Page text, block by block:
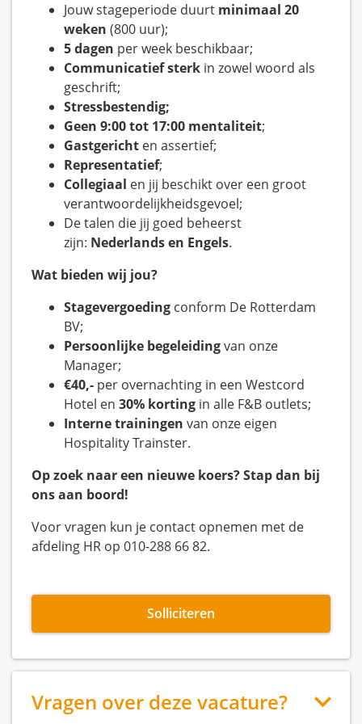
Jouw stageperiode duurt minimaal 20
weken (800 uur);
5 dagen per week beschikbaar;
Communicatief sterk in zowel woord als
geschrift;
Stressbestendig;
Geen 9:00 tot 17:00 mentaliteit;
Gastgericht en assertief;
Representatief;
Collegiaal en jij beschikt over een groot
verantwoordelijkheidsgevoel;
De talen die jij goed beheerst
zijn: Nederlands en Engels.
Wat bieden wij jou?
Stagevergoeding conform De Rotterdam
BV;
Persoonlijke begeleidingvan onze
Manager;
€40,- per overnachting in een Westcord
Hotel en 30% korting in alle F&B outlets;
Interne trainingen van onze eigen
Hospitality Trainster.
Op zoek naar een nieuwe koers? Stap dan bij
ons aan boord!
Voor vragen kun je contact opnemen met de
afdeling HR op 010-288 66 82.
Solliciteren
Vragen over deze vacature?